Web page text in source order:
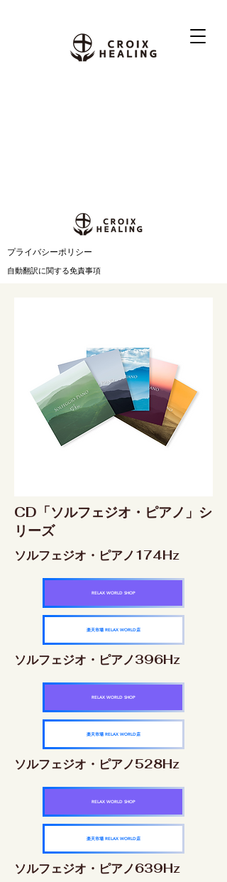
​プライバシーポリシー
自動翻訳に関する免責事項
CD「ソルフェジオ・ピアノ」シ
リーズ
ソルフェジオ・ピアノ174Hz
RELAX WORLD SHOP
楽天市場 RELAX WORLD店
ソルフェジオ・ピアノ396Hz
RELAX WORLD SHOP
楽天市場 RELAX WORLD店
ソルフェジオ・ピアノ528Hz
RELAX WORLD SHOP
楽天市場 RELAX WORLD店
ソルフェジオ・ピアノ639Hz